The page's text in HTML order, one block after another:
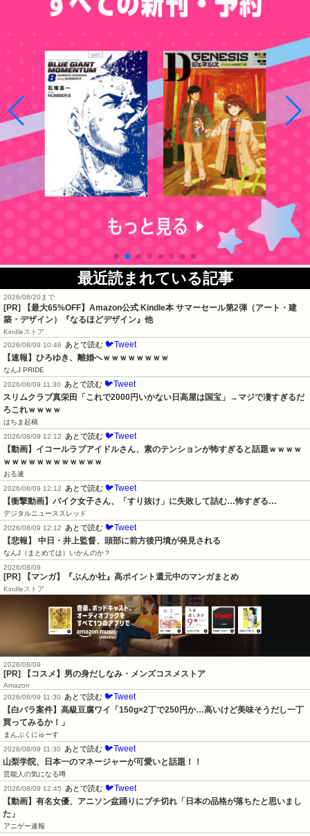
最近読まれている記事
2026/08/20まで
[PR]
【最大65%OFF】Amazon公式 Kindle本 サマーセール第2弾（アート・建
築・デザイン）『なるほどデザイン』他
Kindleストア
2026/08/09 10:46
あとで読む 🐦Tweet
【速報】ひろゆき、離婚へｗｗｗｗｗｗｗｗ
なんJ PRIDE
2026/08/09 11:30
あとで読む 🐦Tweet
スリムクラブ真栄田「これで2000円いかない日高屋は国宝」→マジで凄すぎるだ
ろこれｗｗｗｗ
はちま起稿
2026/08/09 12:12
あとで読む 🐦Tweet
【動画】イコールラブアイドルさん、素のテンションが怖すぎると話題ｗｗｗｗ
ｗｗｗｗｗｗｗｗｗｗｗｗ
おる速
2026/08/09 12:12
あとで読む 🐦Tweet
【衝撃動画】バイク女子さん、「すり抜け」に失敗して詰む…怖すぎる…
デジタルニューススレッド
2026/08/09 12:12
あとで読む 🐦Tweet
【悲報】 中日・井上監督、頭部に前方後円墳が発見される
なんJ（まとめては）いかんのか？
2026/08/09
[PR] 【マンガ】『ぶんか社』高ポイント還元中のマンガまとめ
Kindleストア
2026/08/09
[PR] 【コスメ】男の身だしなみ・メンズコスメストア
Amazon
2026/08/09 11:30
あとで読む 🐦Tweet
【白バラ案件】高級豆腐ワイ「150g×2丁で250円か…高いけど美味そうだし一丁
買ってみるか！」
まんぷくにゅーす
2026/08/09 11:30
あとで読む 🐦Tweet
山梨学院、日本一のマネージャーが可愛いと話題！！
芸能人の気になる噂
2026/08/09 12:45
あとで読む 🐦Tweet
【動画】有名女優、アニソン盆踊りにブチ切れ「日本の品格が落ちたと思いまし
た」
アニゲー速報